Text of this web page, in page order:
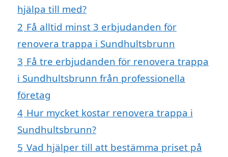
hjälpa till med?
2 Få alltid minst 3 erbjudanden för
renovera trappa i Sundhultsbrunn
3 Få tre erbjudanden för renovera trappa
i Sundhultsbrunn från professionella
företag
4 Hur mycket kostar renovera trappa i
Sundhultsbrunn?
5 Vad hjälper till att bestämma priset på